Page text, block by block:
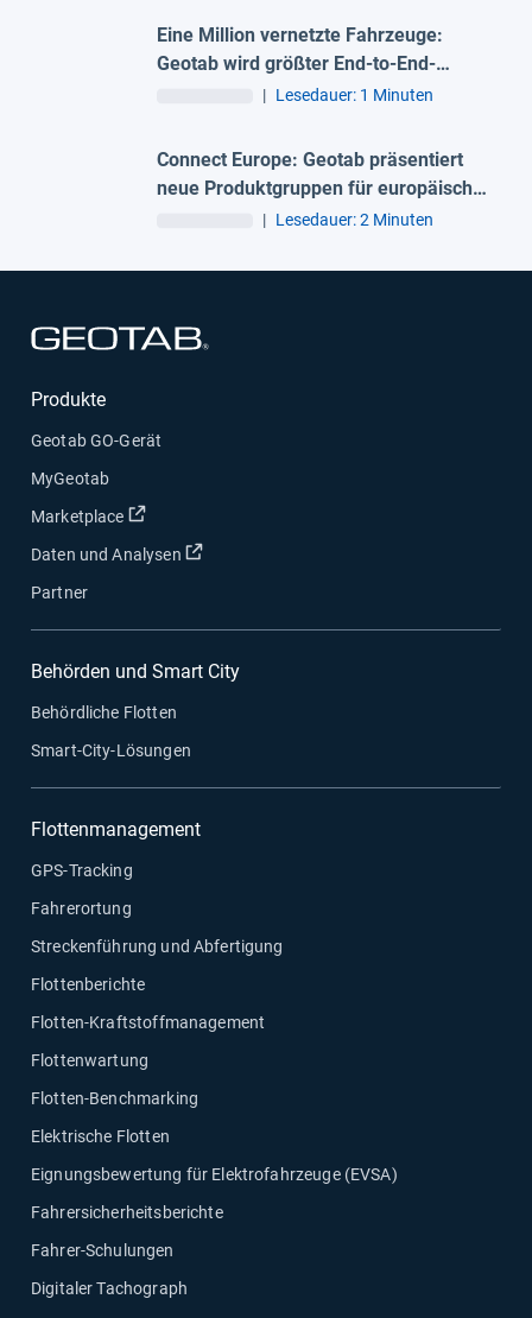
Eine Million vernetzte Fahrzeuge:
Geotab wird größter End-to-End-
Telematikanbieter in EMEA
| Lesedauer: 1 Minuten
Connect Europe: Geotab präsentiert
neue Produktgruppen für europäische
| Lesedauer: 2 Minuten
Produkte
Geotab GO-Gerät
MyGeotab
Marketplace
In neuem Fenster öffnen
Daten und Analysen In neuem Fenster öffnen
Partner
Behörden und Smart City
Behördliche Flotten
Smart-City-Lösungen
Flottenmanagement
GPS-Tracking
Fahrerortung
Streckenführung und Abfertigung
Flottenberichte
Flotten-Kraftstoffmanagement
Flottenwartung
Flotten-Benchmarking
Elektrische Flotten
Eignungsbewertung für Elektrofahrzeuge (EVSA)
Fahrersicherheitsberichte
Fahrer-Schulungen
Digitaler Tachograph